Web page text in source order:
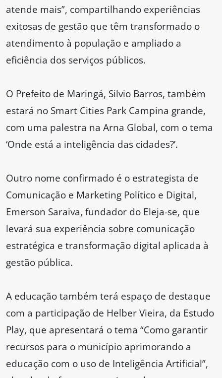
atende mais”, compartilhando experiências
exitosas de gestão que têm transformado o
atendimento à população e ampliado a
eficiência dos serviços públicos.
O Prefeito de Maringá, Silvio Barros, também
estará no Smart Cities Park Campina grande,
com uma palestra na Arna Global, com o tema
‘Onde está a inteligência das cidades?’.
Outro nome confirmado é o estrategista de
Comunicação e Marketing Político e Digital,
Emerson Saraiva, fundador do Eleja-se, que
levará sua experiência sobre comunicação
estratégica e transformação digital aplicada à
gestão pública.
A educação também terá espaço de destaque
com a participação de Helber Vieira, da Estudo
Play, que apresentará o tema “Como garantir
recursos para o município aprimorando a
educação com o uso de Inteligência Artificial”,